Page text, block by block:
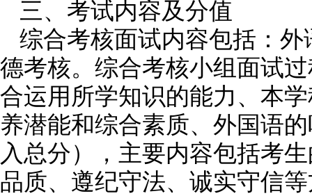
三、考试内容及分值
综合考核面试内容包括：
德考核。综合考核小组面试
合运用所学知识的能力、本
养潜能和综合素质、外国语
入总分），主要内容包括考
品质、遵纪守法、诚实守信